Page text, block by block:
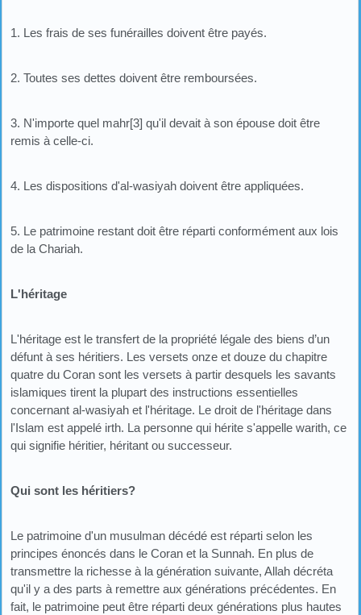
1. Les frais de ses funérailles doivent être payés.
2. Toutes ses dettes doivent être remboursées.
3. N'importe quel mahr[3] qu'il devait à son épouse doit être
remis à celle-ci.
4. Les dispositions d'al-wasiyah doivent être appliquées.
5. Le patrimoine restant doit être réparti conformément aux lois
de la Chariah.
L'héritage
L'héritage est le transfert de la propriété légale des biens d’un
défunt à ses héritiers. Les versets onze et douze du chapitre
quatre du Coran sont les versets à partir desquels les savants
islamiques tirent la plupart des instructions essentielles
concernant al-wasiyah et l'héritage. Le droit de l'héritage dans
l'Islam est appelé irth. La personne qui hérite s'appelle warith, ce
qui signifie héritier, héritant ou successeur.
Qui sont les héritiers?
Le patrimoine d'un musulman décédé est réparti selon les
principes énoncés dans le Coran et la Sunnah. En plus de
transmettre la richesse à la génération suivante, Allah décréta
qu'il y a des parts à remettre aux générations précédentes. En
fait, le patrimoine peut être réparti deux générations plus hautes